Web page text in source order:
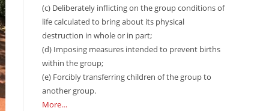
(c) Deliberately inflicting on the group conditions of
life calculated to bring about its physical
destruction in whole or in part;
(d) Imposing measures intended to prevent births
within the group;
(e) Forcibly transferring children of the group to
another group.
More…